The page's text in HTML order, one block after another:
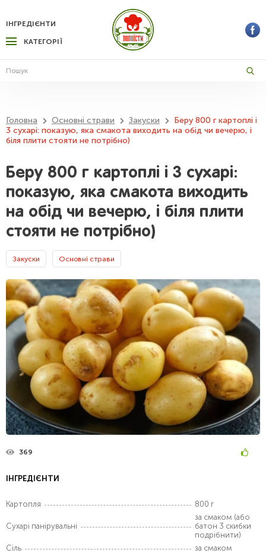
КАТЕГОРІЇ
ІНГРЕДІЄНТИ
Головна Основні страви Закуски
Беру 800 г картоплі і
3 сухарі: показую, яка смакота виходить на обід чи вечерю, і
біля плити стояти не потрібно)
Беру 800 г картоплі і 3 сухарі:
показую, яка смакота виходить
на обід чи вечерю, і біля плити
стояти не потрібно)
Закуски Основні страви
369
ІНГРЕДІЄНТИ
Картопля 800 г
Сухарі панірувальні
за смаком (або
батон 3 скибки
подрібнити)
Сіль
за смаком